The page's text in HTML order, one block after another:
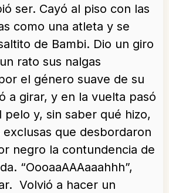
ser. Cayó al piso con las
como una atleta y se
de Bambi. Dio un giro
rato sus nalgas
el género suave de su
a girar, y en la vuelta pasó
y, sin saber qué hizo,
que desbordaron
negro la contundencia de
“OooaaAAAaaahhh”,
Volvió a hacer un